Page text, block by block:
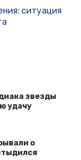
ситуация
звезды
удачу
о